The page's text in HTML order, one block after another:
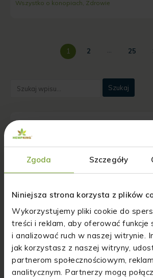
Zgoda Szczegóły
Niniejsza strona korzysta z plików
Wykorzystujemy pliki cookie do
treści i reklam, aby oferować funkcje
i analizować ruch w naszej witrynie.
jak korzystasz z naszej witryny,
partnerom społecznościowym,
analitycznym. Partnerzy mogą
Wszystko o konopiach Zdrowie
1 2 25
KATEGORIE
Inne
Składniki suplementów
Wszystko o CBD
CBD a prawo
CBD a Psychologia
CBD Badania
CBD dla zwierząt